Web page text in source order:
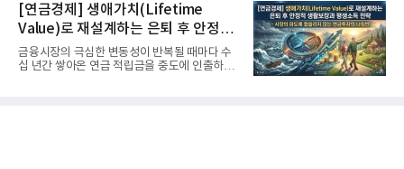
[연금경제] 생애가치(Lifetime
Value)로 재설계하는 은퇴 후 안정적
생활보장과 평생소득 전략
금융시장의 극심한 변동성이 반복될 때마다 수
십 년간 쌓아온 연금 적립금을 중도에 인출하거